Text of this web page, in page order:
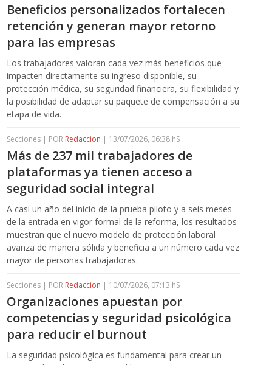
Beneficios personalizados fortalecen
retención y generan mayor retorno
para las empresas
Los trabajadores valoran cada vez más beneficios que
impacten directamente su ingreso disponible, su
protección médica, su seguridad financiera, su flexibilidad y
la posibilidad de adaptar su paquete de compensación a su
etapa de vida.
Secciones | POR Redaccion | 13/07/2026, 06:38 hS
Más de 237 mil trabajadores de
plataformas ya tienen acceso a
seguridad social integral
A casi un año del inicio de la prueba piloto y a seis meses
de la entrada en vigor formal de la reforma, los resultados
muestran que el nuevo modelo de protección laboral
avanza de manera sólida y beneficia a un número cada vez
mayor de personas trabajadoras.
Secciones | POR Redaccion | 10/07/2026, 07:13 hS
Organizaciones apuestan por
competencias y seguridad psicológica
para reducir el burnout
La seguridad psicológica es fundamental para crear un